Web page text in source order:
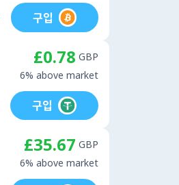
구입
£0.78 GBP
6% above market
구입
£35.67 GBP
6% above market